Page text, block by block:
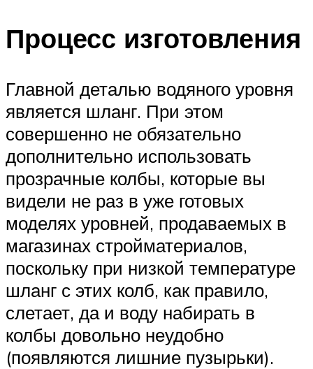
Процесс изготовления
Главной деталью водяного уровня
является шланг. При этом
совершенно не обязательно
дополнительно использовать
прозрачные колбы, которые вы
видели не раз в уже готовых
моделях уровней, продаваемых в
магазинах стройматериалов,
поскольку при низкой температуре
шланг с этих колб, как правило,
слетает, да и воду набирать в
колбы довольно неудобно
(появляются лишние пузырьки).